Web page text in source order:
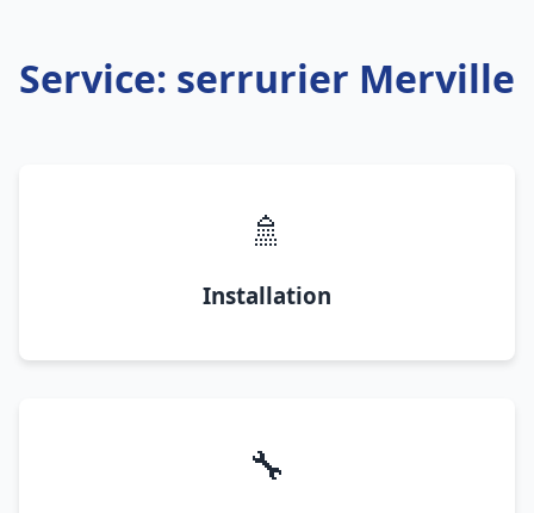
Service: serrurier Merville
🚿
Installation
🔧